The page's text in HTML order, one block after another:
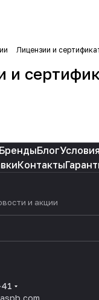
Лицензии и
и
БрендыБлог
Контакты
и акции
41